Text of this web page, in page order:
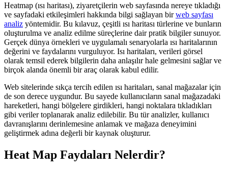
Heatmap (ısı haritası), ziyaretçilerin web sayfasında nereye tıkladığı
ve sayfadaki etkileşimleri hakkında bilgi sağlayan birweb sayfası
analiz yöntemidir. Bu kılavuz, çeşitli ısı haritası türlerine ve bunların
oluşturulma ve analiz edilme süreçlerine dair pratik bilgiler sunuyor.
Gerçek dünya örnekleri ve uygulamalı senaryolarla ısı haritalarının
değerini ve faydalarını vurguluyor. Isı haritaları, verileri görsel
olarak temsil ederek bilgilerin daha anlaşılır hale gelmesini sağlar ve
birçok alanda önemli bir araç olarak kabul edilir.
Web sitelerinde sıkça tercih edilen ısı haritaları, sanal mağazalar için
de son derece uygundur. Bu sayede kullanıcıların sanal mağazadaki
hareketleri, hangi bölgelere girdikleri, hangi noktalara tıkladıkları
gibi veriler toplanarak analiz edilebilir. Bu tür analizler, kullanıcı
davranışlarını derinlemesine anlamak ve mağaza deneyimini
geliştirmek adına değerli bir kaynak oluşturur.
Heat Map Faydaları Nelerdir?